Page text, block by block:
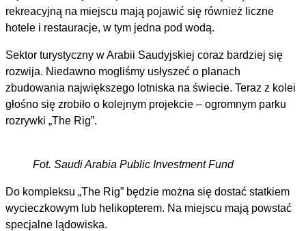
rekreacyjną na miejscu mają pojawić się również liczne
hotele i restauracje, w tym jedna pod wodą.
Sektor turystyczny w Arabii Saudyjskiej coraz bardziej się
rozwija. Niedawno mogliśmy usłyszeć o planach
zbudowania największego lotniska na świecie. Teraz z kolei
głośno się zrobiło o kolejnym projekcie – ogromnym parku
rozrywki „The Rig”.
Fot. Saudi Arabia Public Investment Fund
Do kompleksu „The Rig” będzie można się dostać statkiem
wycieczkowym lub helikopterem. Na miejscu mają powstać
specjalne lądowiska.